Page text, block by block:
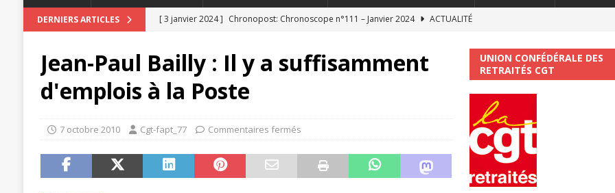
DERNIERS ARTICLES [ 3 janvier 2024 ] Chronopost: Chronoscope n°111 – Janvier 2024
ACTUALITÉ
[ 20 novembre 2023 ]
ACTUALITÉ
[ 15 novembre 2023 ] Postières – Postiers Gardons la main sur nos congés !
[ 3 avril 2026 ] Mutuelle : encore des changements et…. des augmentations pour les salariéS !!!
POSTAL
[ 19 septembre 2025 ] La Poste -Projet de développement de la Direction Commerciale DDCE/Télévente :
Jean-Paul Bailly : Il y a suffisamment
d'emplois à la Poste
7 octobre 2010 Cgt-fapt_77 Commentaires fermés
UNION CONFÉDÉRALE DES
RETRAITÉS CGT